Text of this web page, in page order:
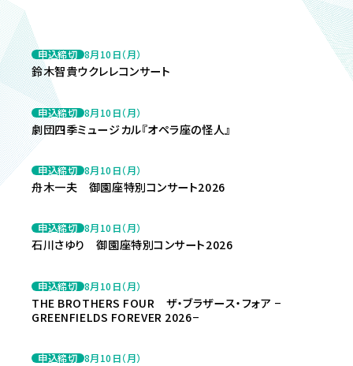
申込締切 8月10日（月）
鈴木智貴ウクレレコンサート
申込締切 8月10日（月）
劇団四季ミュージカル『オペラ座の怪人』
申込締切 8月10日（月）
舟木一夫 御園座特別コンサート2026
申込締切 8月10日（月）
石川さゆり 御園座特別コンサート2026
申込締切 8月10日（月）
THE BROTHERS FOUR ザ・ブラザース・フォア −
GREENFIELDS FOREVER 2026−
申込締切 8月10日（月）